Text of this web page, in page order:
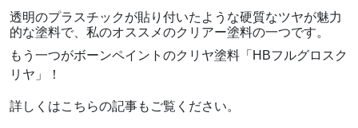
透明のプラスチックが貼り付いたような硬質なツヤが魅力
的な塗料で、私のオススメのクリアー塗料の一つです。
もう一つがボーンペイントのクリヤ塗料「HBフルグロスク
リヤ」！
詳しくはこちらの記事もご覧ください。